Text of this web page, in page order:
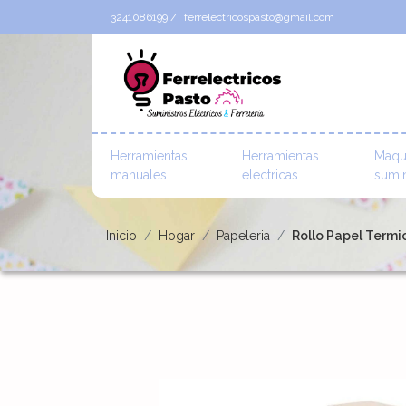
3241086199 / ferrelectricospasto@gmail.com
Herramientas
manuales
Herramientas
electricas
Inicio Hogar Papeleria Rollo Papel